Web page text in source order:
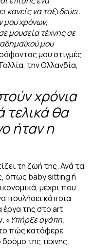
κανείς να ταξιδεύει.
μου χρόνων,
μουσεία τέχνης σε
μου
μου στιγμές
την Ολλανδία,
χρόνια
τελικά θα
ήταν η
τη ζωή της. Ανά τα
όπως baby sitting ή
μέχρι που
πουλήσει κάποια
της στο art
«Υπήρξε αγάπη,
το πώς κατάφερε
δρόμο της τέχνης.